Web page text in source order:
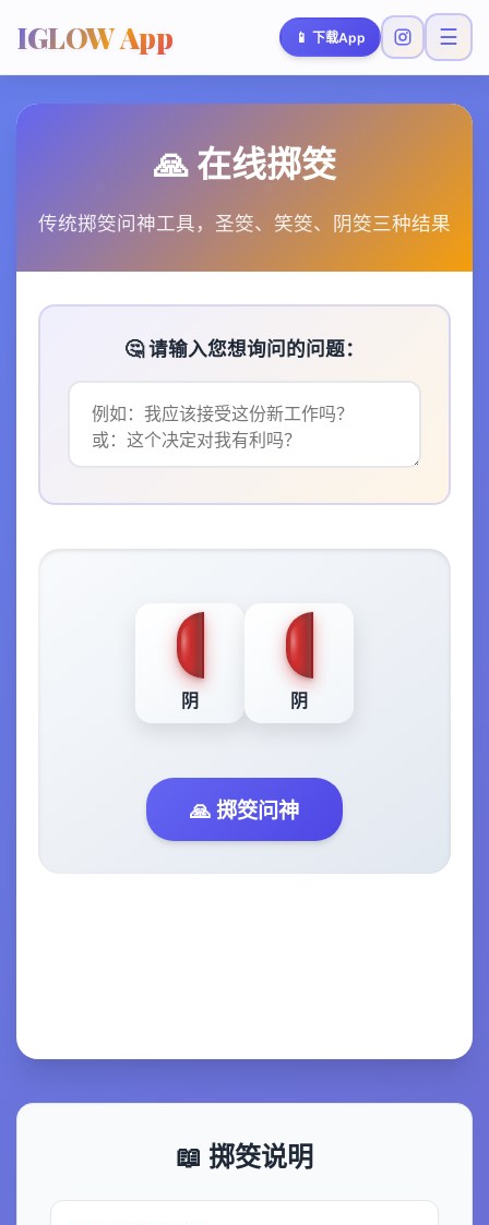
IGLOW App 📱 下载App ☰
🙏 在线掷筊
传统掷筊问神工具，圣筊、笑筊、阴筊三种结果
🤔 请输入您想询问的问题：
阴 阴
🙏 掷筊问神
📖 掷筊说明